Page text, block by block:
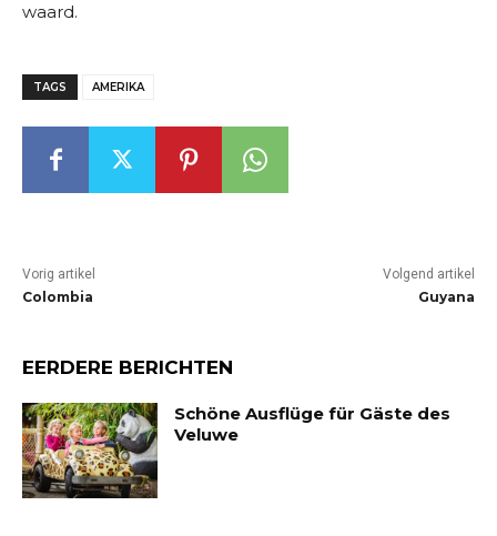
waard.
TAGS AMERIKA
Vorig artikel
Colombia
Volgend artikel
Guyana
EERDERE BERICHTEN
Schöne Ausflüge für Gäste des
Veluwe